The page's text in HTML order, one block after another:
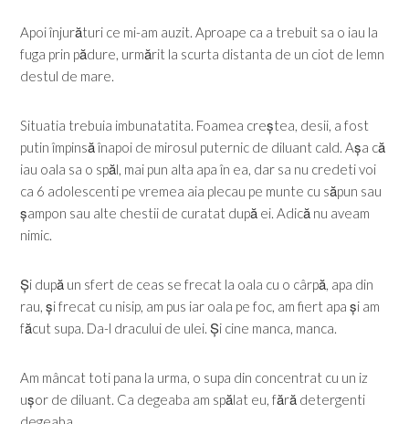
Apoi înjurături ce mi-am auzit. Aproape ca a trebuit sa o iau la
fuga prin pădure, urmărit la scurta distanta de un ciot de lemn
destul de mare.
Situatia trebuia imbunatatita. Foamea creștea, desii, a fost
putin împinsă înapoi de mirosul puternic de diluant cald. Așa că
iau oala sa o spăl, mai pun alta apa în ea, dar sa nu credeti voi
ca 6 adolescenti pe vremea aia plecau pe munte cu săpun sau
șampon sau alte chestii de curatat după ei. Adică nu aveam
nimic.
Și după un sfert de ceas se frecat la oala cu o cârpă, apa din
rau, și frecat cu nisip, am pus iar oala pe foc, am fiert apa și am
făcut supa. Da-l dracului de ulei. Și cine manca, manca.
Am mâncat toti pana la urma, o supa din concentrat cu un iz
ușor de diluant. Ca degeaba am spălat eu, fără detergenti